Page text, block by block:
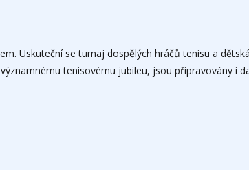
Uskuteční se turnaj dospělých hráčů tenisu a
tenisovému jubileu, jsou připravovány i